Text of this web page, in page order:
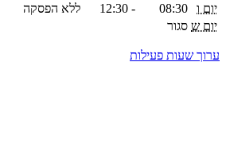
יום ו
08:30
-
12:30
ללא הפסקה
יום ש סגור
ערוך שעות פעילות